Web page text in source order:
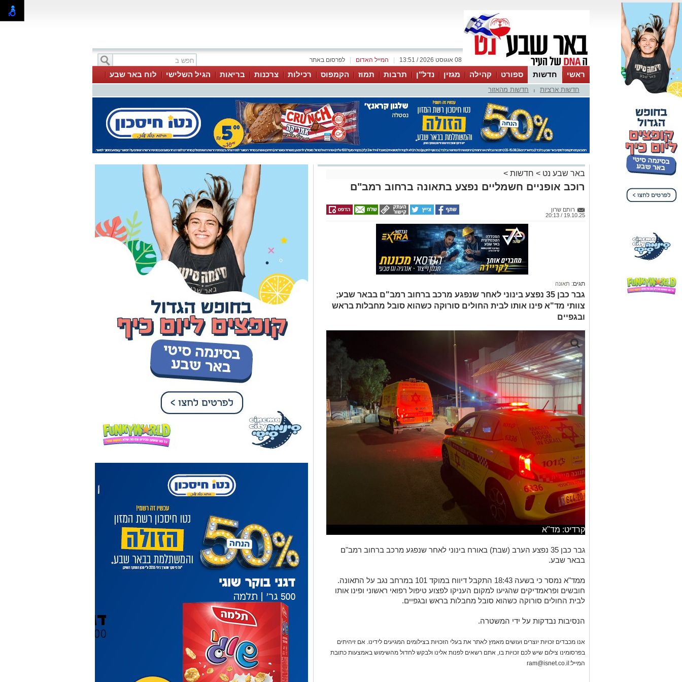
לפרסום באתר המייל האדום 08 אוגוסט 2026 / 13:51
ראשי חדשות ספורט קהילה מגזין נדל"ן תרבות תמוז הקמפוס רכילות צרכנות בריאות הגיל השלישי
לוח באר שבע
עסקים
טיפים והמלצותחדשות ארציות חדשות מהאזור
באר שבע נט > חדשות >
רוכב אופניים חשמליים נפצע בתאונה ברחוב רמב"ם
רותם שרון
19.10.25 / 20:13
תגים: תאונה
גבר כבן 35 נפצע בינוני לאחר שנפגע מרכב ברחוב רמב"ם בבאר שבע;
צוותי מד"א פינו אותו לבית החולים סורוקה כשהוא סובל מחבלות בראש
ובגפיים
קרדיט: מד"א
גבר כבן 35 נפצע הערב (שבת) באורח בינוני לאחר שנפגע מרכב ברחוב רמב"ם
בבאר שבע.
ממד"א נמסר כי בשעה 18:43 התקבל דיווח במוקד 101 במרחב נגב על התאונה.
חובשים ופראמדיקים שהגיעו למקום העניקו לפצוע טיפול רפואי ראשוני ופינו אותו
לבית החולים סורוקה כשהוא סובל מחבלות בראש ובגפיים.
הנסיבות נבדקות על ידי המשטרה.
אנו מכבדים זכויות יוצרים ועושים מאמץ לאתר את בעלי הזכויות בצילומים המגיעים לידינו. אם זיהיתים
בפרסומינו צילום שיש לכם זכויות בו, אתם רשאים לפנות אלינו ולבקש לחדול מהשימוש באמצעות כתובת
המייל:ram@isnet.co.il